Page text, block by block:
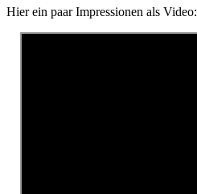
Hier ein paar Impressionen als Video: